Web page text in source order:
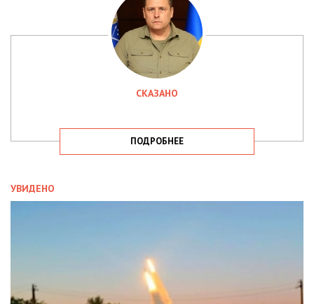
СКАЗАНО
ПОДРОБНЕЕ
УВИДЕНО